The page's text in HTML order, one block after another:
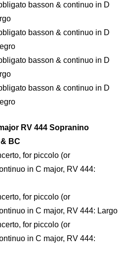
basson & continuo in D
basson & continuo in D
basson & continuo in D
basson & continuo in D
RV 444 Sopranino
BC
for piccolo (or
in C major, RV 444:
for piccolo (or
in C major, RV 444: Largo
for piccolo (or
in C major, RV 444: